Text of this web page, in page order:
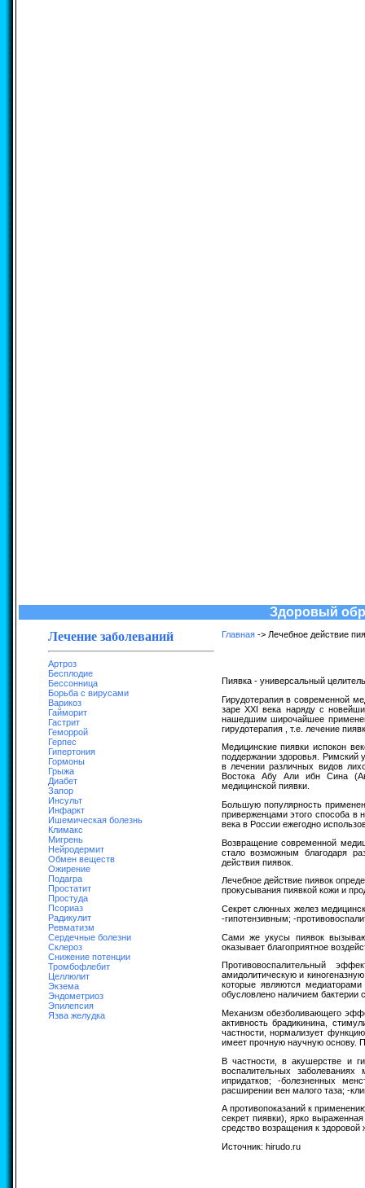
Здоровый
Лечение заболеваний
Артроз
Бесплодие
Бессонница
Борьба с вирусами
Варикоз
Гайморит
Гастрит
Геморрой
Герпес
Гипертония
Гормоны
Грыжа
Диабет
Запор
Инсульт
Инфаркт
Ишемическая болезнь
Климакс
Мигрень
Нейродермит
Обмен веществ
Ожирение
Подагра
Простатит
Простуда
Псориаз
Радикулит
Ревматизм
Сердечные болезни
Склероз
Снижение потенции
Тромбофлебит
Целлюлит
Экзема
Эндометриоз
Эпилепсия
Язва желудка
Главная-> Лечебное действие
Пиявка - универсальный
Гирудотерапия в современной
заре XXI века наряду с
нашедшим широчайшее
гирудотерапия , т.е. лечение
Медицинские пиявки испокон
поддержании здоровья. Римский
в лечении различных видов
Востока Абу Али ибн Сина
медицинской пиявки.
Большую популярность
приверженцами этого способа в
века в России ежегодно
Возвращение современной
стало возможным благодаря
действия пиявок.
Лечебное действие пиявок
прокусывания пиявкой кожи и
Секрет слюнных желез
-гипотензивным; -
Сами же укусы пиявок
оказывает благоприятное
Противовоспалительный
амидолитическую и
которые являются медиаторами
обусловлено наличием бактерии
Механизм обезболивающего
активность брадикинина,
частности, нормализует
имеет прочную научную основу.
В частности, в акушерстве и
воспалительных
ипридатков; -болезненных
расширении вен малого таза; -
А противопоказаний к
секрет пиявки), ярко
средство возращения к здоровой
Источник: hirudo.ru